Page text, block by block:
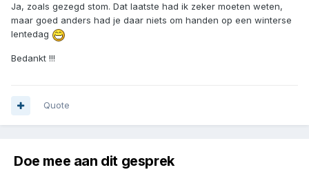
Ja, zoals gezegd stom. Dat laatste had ik zeker moeten weten,
maar goed anders had je daar niets om handen op een winterse
lentedag
Bedankt !!!
Quote
Doe mee aan dit gesprek